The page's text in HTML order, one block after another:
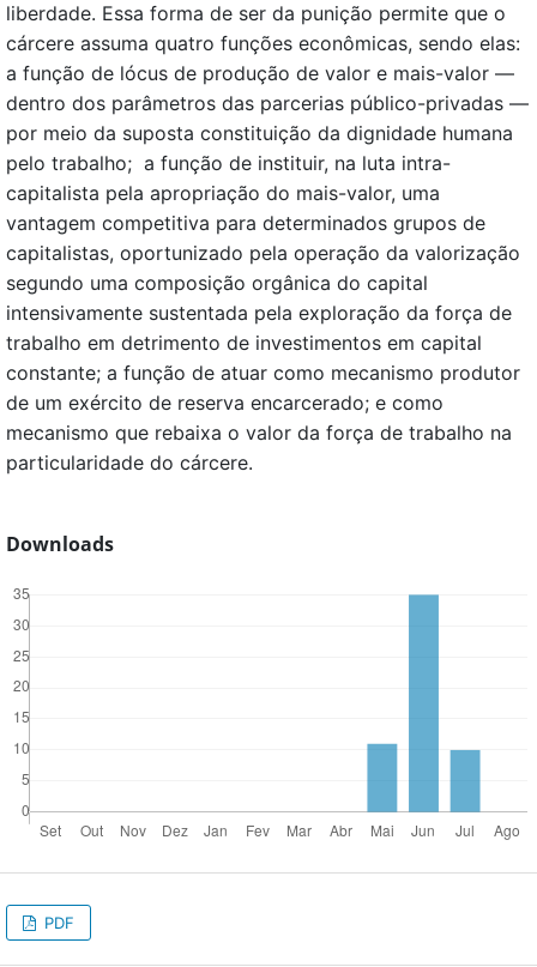
liberdade. Essa forma de ser da punição permite que o
cárcere assuma quatro funções econômicas, sendo elas:
a função de lócus de produção de valor e mais-valor —
dentro dos parâmetros das parcerias público-privadas —
por meio da suposta constituição da dignidade humana
pelo trabalho; a função de instituir, na luta intra-
capitalista pela apropriação do mais-valor, uma
vantagem competitiva para determinados grupos de
capitalistas, oportunizado pela operação da valorização
segundo uma composição orgânica do capital
intensivamente sustentada pela exploração da força de
trabalho em detrimento de investimentos em capital
constante; a função de atuar como mecanismo produtor
de um exército de reserva encarcerado; e como
mecanismo que rebaixa o valor da força de trabalho na
particularidade do cárcere.
Downloads
PDF